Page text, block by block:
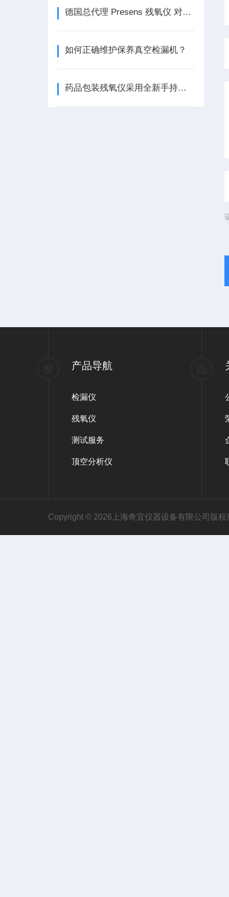
德国总代理 Presens 残氧仪 对海岸沉积物-水界面处的pH值通量
如何正确维护保养真空检漏机？
药品包装残氧仪采用全新手持式设计，应用介绍如下
产品导航
检漏仪
残氧仪
测试服务
顶空分析仪
Copyright © 2026上海奇宜仪器设备有限公司版